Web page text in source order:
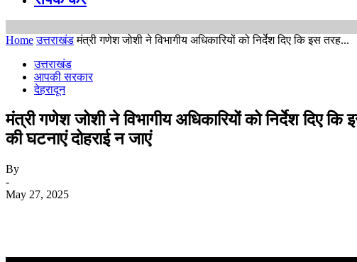
Home उत्तराखंड मंत्री गणेश जोशी ने विभागीय अधिकारियों को निर्देश दिए कि इस तरह...
उत्तराखंड
आपकी सरकार
देहरादून
मंत्री गणेश जोशी ने विभागीय अधिकारियों को निर्देश दिए
की घटनाएं दोहराई न जाएं
By
-
May 27, 2025